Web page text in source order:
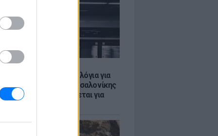
δοκιμαστικά δρομολόγια για
του Μετρό Θεσσαλονίκης
- Τι προβλέπεται για